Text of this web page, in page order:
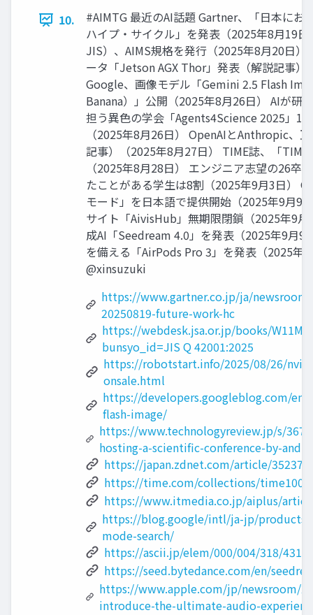
10.
#AIMTG 最近のAI話題 Gartner、「日本にお
ハイプ・サイクル」を発表（2025年8月19
JIS）、AIMS規格を発行（2025年8月20日）
ータ「Jetson AGX Thor」発表（解説記事）
Google、画像モデル「Gemini 2.5 Flash
Banana）」公開（2025年8月26日） AIが研
担う異色の学会「Agents4Science 2025」
（2025年8月26日） OpenAIとAnthropic、
記事）（2025年8月27日） TIME誌、「
（2025年8月28日） エンジニア志望の26卒
たことがある学生は8割（2025年9月3日）
モード」を日本語で提供開始（2025年9月9
サイト「AivisHub」無期限閉鎖（2025年9
成AI「Seedream 4.0」を発表（2025年9月9
を備える「AirPods Pro 3」を発表（2025年
@xinsuzuki
https://www.gartner.co.jp/ja/
20250819-future-work-hc
https://webdesk.jsa.or.jp/books/
bunsyo_id=JIS Q 42001:2025
https://robotstart.info/2025/08/26/
onsale.html
https://developers.googleblog.com/
flash-image/
https://www.technologyreview.jp/s/
hosting-a-scientific-conference-by-and-
https://japan.zdnet.com/article/
https://time.com/collections/time100-
https://www.itmedia.co.jp/aiplus/
https://blog.google/intl/ja-jp/products/
mode-search/
https://ascii.jp/elem/000/004/318/
https://seed.bytedance.com/en/
https://www.apple.com/jp/newsroom/
introduce-the-ultimate-audio-